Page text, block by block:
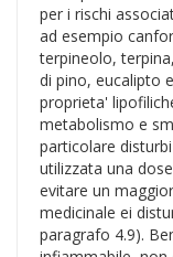
per i rischi
ad esempio
terpineolo,
di pino, eucalipto
proprieta'
metabolismo e
particolare
utilizzata una
evitare un
medicinale ei
paragrafo 4.9).